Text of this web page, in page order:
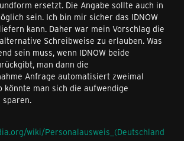
ersetzt. Die Angabe sollte auch in
sein. Ich bin mir sicher das IDNOW
kann. Daher war mein Vorschlag die
Schreibweise zu erlauben. Was
sein muss, wenn IDNOW beide
man dann die
Anfrage automatisiert zweimal
könnte man sich die aufwendige
sparen.
wiki/Personalausweis_(Deutschland